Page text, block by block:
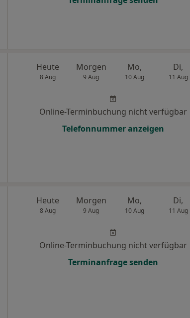
Heute
8 Aug
Morgen
9 Aug
Mo,
10 Aug
Di,
11 Aug
Online-Terminbuchung nicht verfügbar
Telefonnummer anzeigen
Heute
8 Aug
Morgen
9 Aug
Mo,
10 Aug
Di,
11 Aug
Online-Terminbuchung nicht verfügbar
Terminanfrage senden